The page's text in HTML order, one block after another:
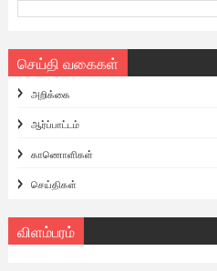
செய்தி வகைகள்
அறிக்கை
ஆர்ப்பாட்டம்
காணொளிகள்
செய்திகள்
விளம்பரம்